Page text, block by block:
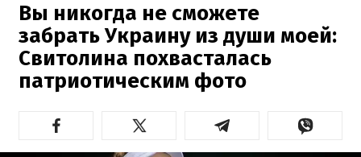
Вы никогда не сможете
забрать Украину из души моей:
Свитолина похвасталась
патриотическим фото